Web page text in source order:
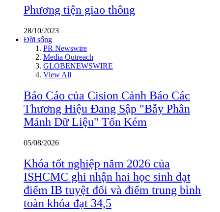
Phương tiện giao thông
28/10/2023
Đời sống
PR Newswire
Media Outreach
GLOBENEWSWIRE
View All
Báo Cáo của Cision Cảnh Báo Các
Thương Hiệu Đang Sập "Bẫy Phân
Mảnh Dữ Liệu" Tốn Kém
05/08/2026
Khóa tốt nghiệp năm 2026 của
ISHCMC ghi nhận hai học sinh đạt
điểm IB tuyệt đối và điểm trung bình
toàn khóa đạt 34,5